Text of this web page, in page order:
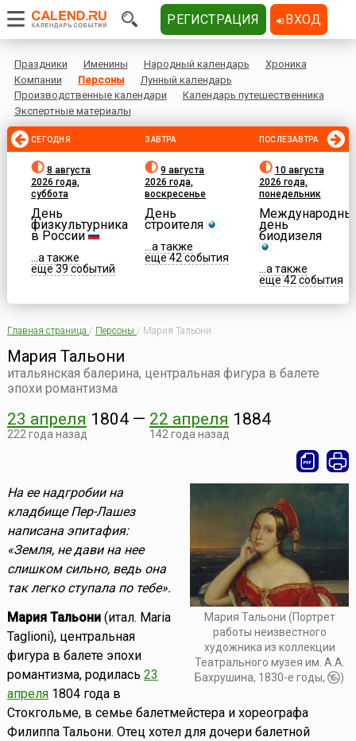
Праздники Именины Народный календарь
Хроника
Компании
Персоны
Лунный календарь
Производственные календари
Календарь путешественника
Экспертные материалы
СЕГОДНЯ
8 августа
2026 года,
суббота
День
физкультурника
в России
...а также
еще 39 событий
ЗАВТРА
9 августа
2026 года,
воскресенье
День
строителя
...а также
еще 42 события
ПОСЛЕЗАВТРА
10 августа
2026 года,
понедельник
день
биодизеля
...а также
еще 42 события
Главная страница / Персоны / Мария Тальони
Мария Тальони
итальянская балерина, центральная фигура в балете
эпохи романтизма
23 апреля 1804
222 года назад
— 22 апреля 1884
142 года назад
Мария Тальони (Портрет
работы неизвестного
художника из коллекции
Театрального музея им. А.А.
Бахрушина, 1830-е годы,
)
На ее надгробии на
кладбище Пер-Лашез
написана эпитафия:
«Земля, не дави на нее
слишком сильно, ведь она
так легко ступала по тебе».
Мария Тальони(итал. Maria
Taglioni), центральная
фигура в балете эпохи
романтизма, родилась 23
апреля1804 года в
Стокгольме, в семье балетмейстера и хореографа
Филиппа Тальони. Отец хотел для дочери балетной
РЕГИСТРАЦИЯ ВХОД